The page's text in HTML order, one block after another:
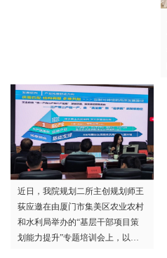
近日，我院规划二所主创规划师王
荻应邀在由厦门市集美区农业农村
和水利局举办的“基层干部项目策
划能力提升”专题培训会上，以